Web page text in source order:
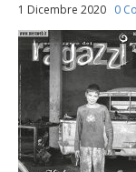
1 Dicembre 2020 0